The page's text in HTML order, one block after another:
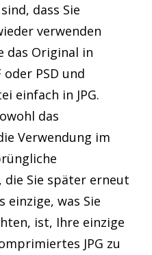
dass Sie
verwenden
das Original in
PSD und
einfach in JPG.
das
Verwendung im
Sie später erneut
einzige, was Sie
ist, Ihre einzige
JPG zu